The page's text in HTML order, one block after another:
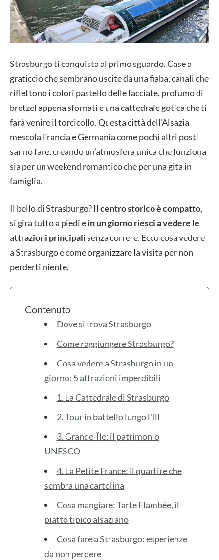
Strasburgo ti conquista al primo sguardo. Case a
graticcio che sembrano uscite da una fiaba, canali che
riflettono i colori pastello delle facciate, profumo di
bretzel appena sfornati e una cattedrale gotica che ti
farà venire il torcicollo. Questa città dell’Alsazia
mescola Francia e Germania come pochi altri posti
sanno fare, creando un’atmosfera unica che funziona
sia per un weekend romantico che per una gita in
famiglia.
Il bello di Strasburgo?Il centro storico è compatto,
si gira tutto a piedi ein un giorno riesci a vedere le
attrazioni principalisenza correre. Ecco cosa vedere
a Strasburgo e come organizzare la visita per non
perderti niente.
Contenuto
Dove si trova Strasburgo
Come raggiungere Strasburgo?
Cosa vedere a Strasburgo in un
giorno: 5 attrazioni imperdibili
1. La Cattedrale di Strasburgo
2. Tour in battello lungo l'Ill
3. Grande-Île: il patrimonio
UNESCO
4. La Petite France: il quartire che
sembra una cartolina
Cosa mangiare: Tarte Flambée, il
piatto tipico alsaziano
Cosa fare a Strasburgo: esperienze
da non perdere